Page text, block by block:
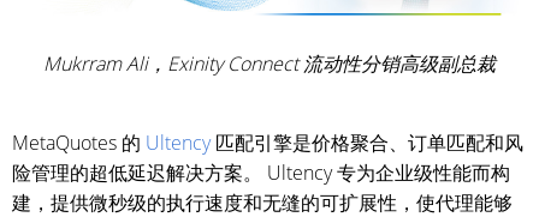
Mukrram Ali，Exinity Connect 流动性分销高级副总裁
MetaQuotes 的 Ultency匹配引擎是价格聚合、订单匹配和风
险管理的超低延迟解决方案。 Ultency 专为企业级性能而构
建，提供微秒级的执行速度和无缝的可扩展性，使代理能够